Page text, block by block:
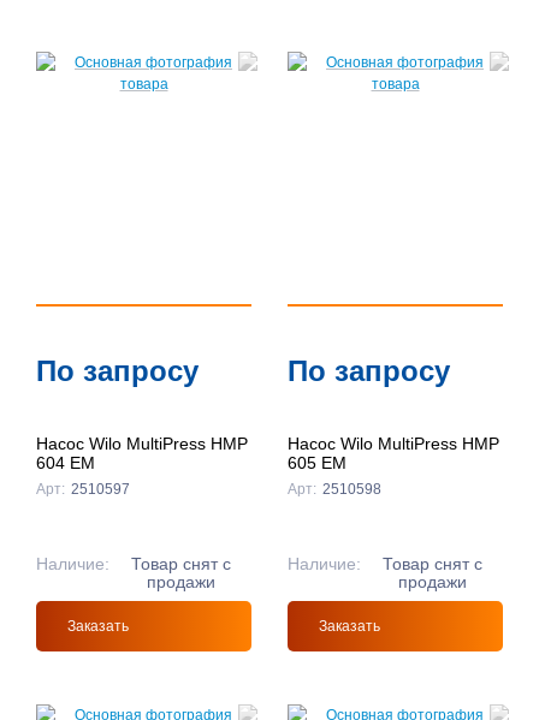
По запросу
Насос Wilo MultiPress HMP
604 EM
Арт: 2510597
Наличие:
Товар снят с
продажи
Заказать
По запросу
Насос Wilo MultiPress HMP
605 EM
Арт: 2510598
Наличие:
Товар снят с
продажи
Заказать